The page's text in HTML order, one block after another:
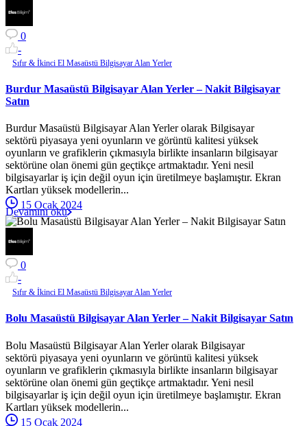
0
-
Sıfır & İkinci El Masaüstü Bilgisayar Alan Yerler
Burdur Masaüstü Bilgisayar Alan Yerler – Nakit Bilgisayar
Satın
Burdur Masaüstü Bilgisayar Alan Yerler olarak Bilgisayar
sektörü piyasaya yeni oyunların ve görüntü kalitesi yüksek
oyunların ve grafiklerin çıkmasıyla birlikte insanların bilgisayar
sektörüne olan önemi gün geçtikçe artmaktadır. Yeni nesil
bilgisayarlar iş için değil oyun için üretilmeye başlamıştır. Ekran
Kartları yüksek modellerin...
15 Ocak 2024
Devamını oku
0
-
Sıfır & İkinci El Masaüstü Bilgisayar Alan Yerler
Bolu Masaüstü Bilgisayar Alan Yerler – Nakit Bilgisayar Satın
Bolu Masaüstü Bilgisayar Alan Yerler olarak Bilgisayar
sektörü piyasaya yeni oyunların ve görüntü kalitesi yüksek
oyunların ve grafiklerin çıkmasıyla birlikte insanların bilgisayar
sektörüne olan önemi gün geçtikçe artmaktadır. Yeni nesil
bilgisayarlar iş için değil oyun için üretilmeye başlamıştır. Ekran
Kartları yüksek modellerin...
15 Ocak 2024